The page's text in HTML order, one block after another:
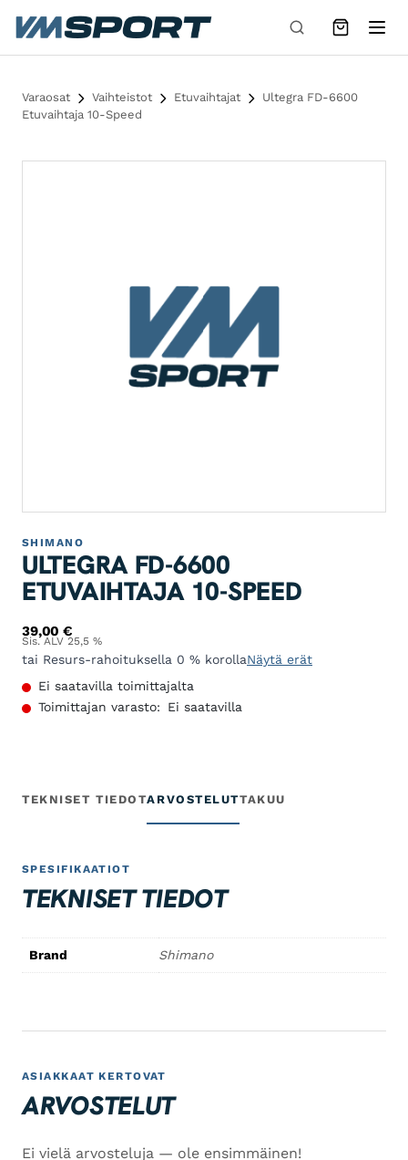
Siirry sisältöön
Varaosat Vaihteistot Etuvaihtajat
Ultegra FD-6600
Etuvaihtaja 10-Speed
SHIMANO
ULTEGRA FD-6600
ETUVAIHTAJA 10-SPEED
39,00€
Sis. ALV 25,5 %
tai Resurs-rahoituksella 0 % korollaNäytä erät
Ei saatavilla toimittajalta
Toimittajan varasto:
Ei saatavilla
TEKNISET TIEDOTARVOSTELUTTAKUU
SPESIFIKAATIOT
TEKNISET TIEDOT
Brand Shimano
ASIAKKAAT KERTOVAT
ARVOSTELUT
Ei vielä arvosteluja — ole ensimmäinen!